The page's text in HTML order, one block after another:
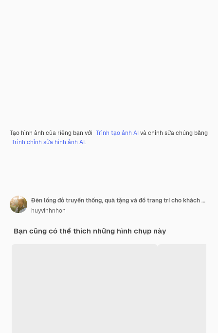
Tạo hình ảnh của riêng bạn với Trình tạo ảnh AIvà chỉnh sửa chúng bằng
Trình chỉnh sửa hình ảnh AI.
Đèn lồng đỏ truyền thống, quà tặng và đồ trang trí cho khách du lịch chụp ảnh trong dịp Tết. Đồ trang trí cho năm mới. Chữ trong ảnh có nghĩa là Tết Nguyên đán, chúc mừng năm mới và những lời chúc tốt đẹp nhất đến mọi người
huyvinhnhon
Bạn cũng có thể thích những hình chụp này